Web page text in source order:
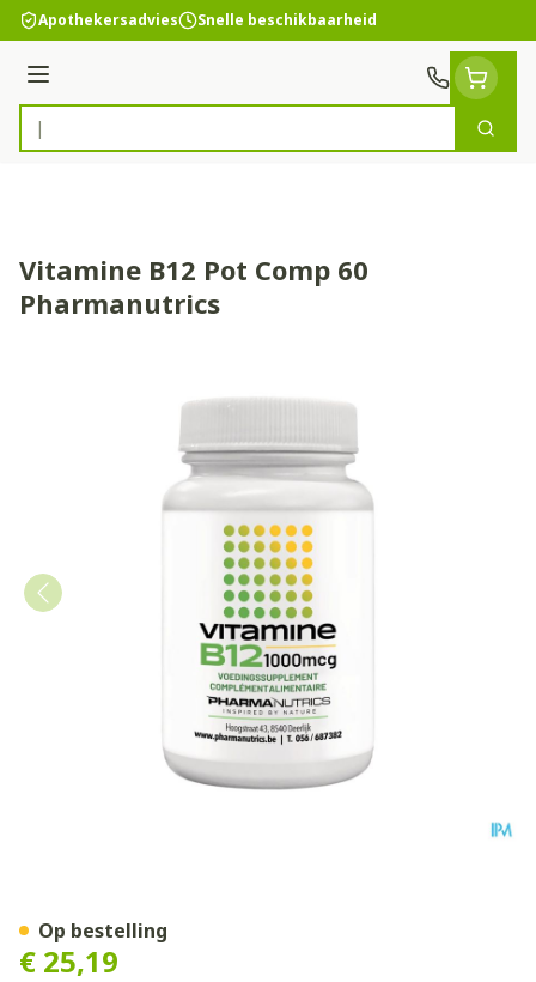
Ga naar de inhoud
Apothekersadvies Snelle beschikbaarheid
Menu
Product, merk, categorie...
Zoek
Vitamine B12 Pot Comp 60
Pharmanutrics
€ 25,19
Op bestelling